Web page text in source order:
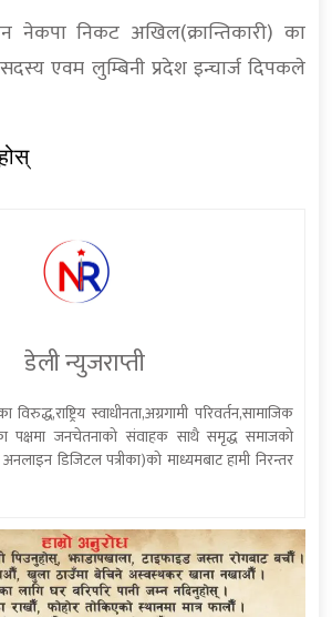
नेकपा निकट अखिल(क्रान्तिकारी) का
एवम लुम्बिनी प्रदेश इन्चार्ज दिपकले
डेली न्युजराप्ती
स्वाधीनता,अग्रगामी परिवर्तन,सामाजिक
पक्षमा जनचेतनाको संवाहक साथै समृद्ध समाजको
डिजिटल पत्रीका)को माध्यमबाट हामी निरन्तर